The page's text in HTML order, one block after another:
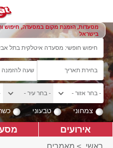
מסעדות, הזמנת מקום במסעדה, חיפוש
בישראל
צמחוני טבעוני
אירועים
ראשי > מאמרים